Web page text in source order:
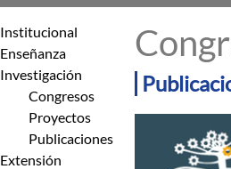
Institucional
Enseñanza
Investigación
Congresos
Proyectos
Publicaciones
Extensión